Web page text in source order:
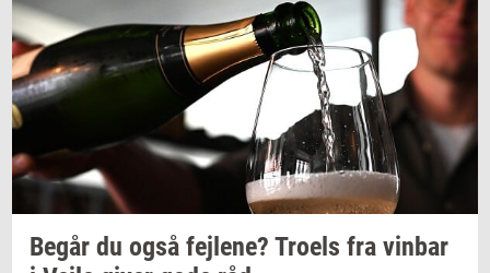
Begår du også fejl­e­ne? Tro­els fra vin­bar